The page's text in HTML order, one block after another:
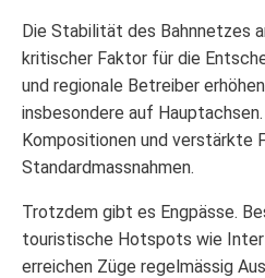
Die Stabilität des Bahnnetzes
kritischer Faktor für die
und regionale Betreiber
insbesondere auf
Kompositionen und verstärkte
Standardmassnahmen.
Trotzdem gibt es Engpässe.
touristische Hotspots wie
erreichen Züge regelmässig